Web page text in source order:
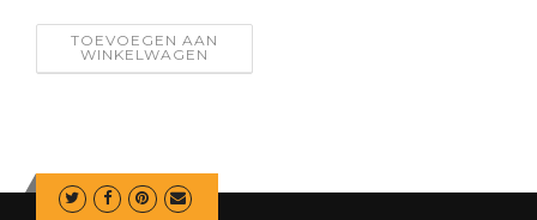
TOEVOEGEN AAN
WINKELWAGEN